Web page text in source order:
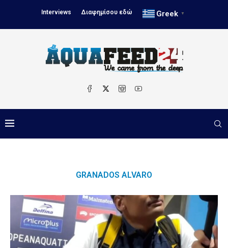
Interviews Διαφημίσου εδώ Greek ▼
GRANADOS ΑLVARO